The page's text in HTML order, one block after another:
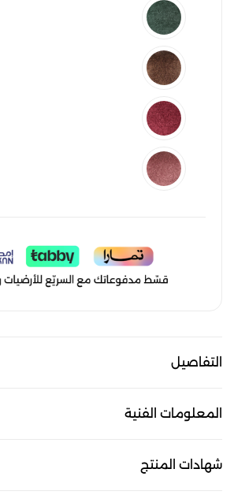
التفاصيل
المعلومات الفنية
شهادات المنتج